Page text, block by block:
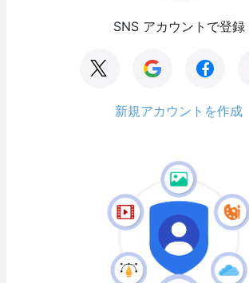
SNS アカウントで登録
新規アカウントを作成